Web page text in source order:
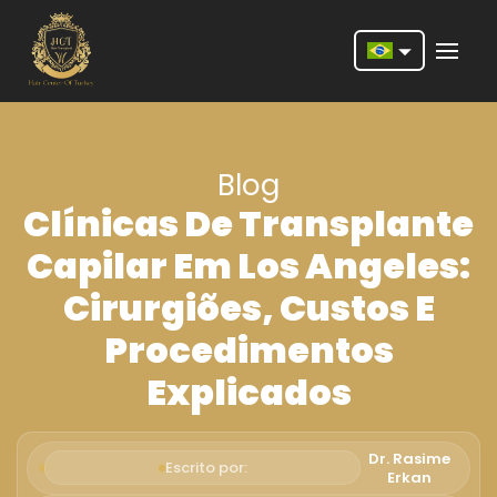
Deutsch
Português
Español
Türkçe
Italiano
Română
Blog
Clínicas De Transplante
Capilar Em Los Angeles:
Cirurgiões, Custos E
Procedimentos
Explicados
Escrito por:
Dr. Rasime
Erkan